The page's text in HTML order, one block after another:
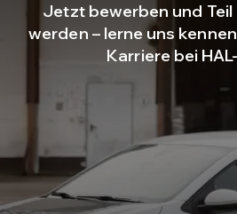
Jetzt bewerben und Teil
werden – lerne uns
Karriere bei